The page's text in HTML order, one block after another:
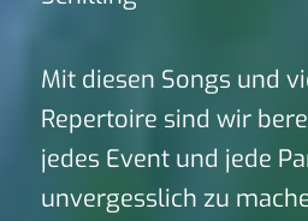
Mit diesen Songs und
Repertoire sind wir
jedes Event und jede
unvergesslich zu